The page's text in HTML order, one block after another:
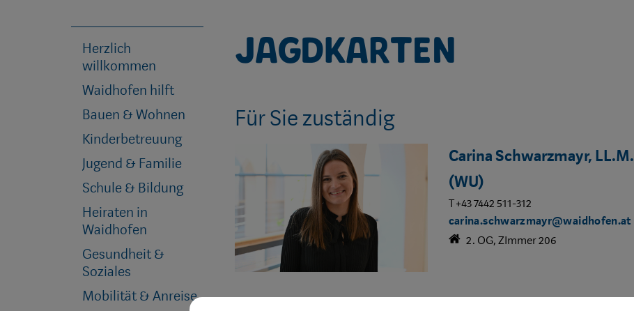
Jagdkarten
Für Sie zuständig
Carina Schwarzmayr, LL.M.
(WU)
T +43 7442 511-312
carina.schwarzmayr@waidhofen.at
2. OG, ZImmer 206
Herzlich
willkommen
Waidhofen hilft
Bauen & Wohnen
Kinderbetreuung
Jugend & Familie
Schule & Bildung
Heiraten in
Waidhofen
Gesundheit &
Soziales
Mobilität & Anreise